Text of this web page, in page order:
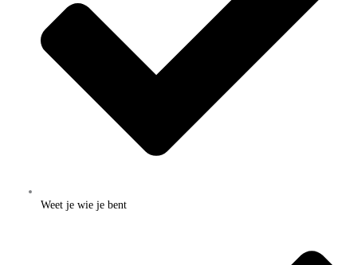
Weet je wie je bent